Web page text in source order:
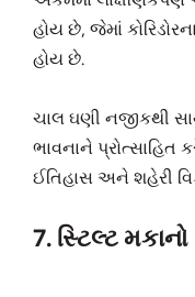
હોય છે, જેમાં
હોય છે.
ચાલ ઘણી નજીકથી
ભાવનાને પ્રોત્સાહિત
ઈતિહાસ અને શહેરી
7. સ્ટિલ્ટ મકાનો